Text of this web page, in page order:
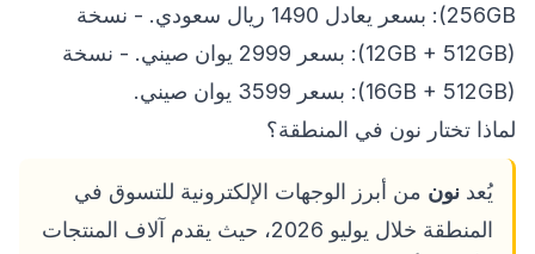
256GB): بسعر يعادل 1490 ريال سعودي. - نسخة
(12GB + 512GB): بسعر 2999 يوان صيني. - نسخة
(16GB + 512GB): بسعر 3599 يوان صيني.
لماذا تختار نون في المنطقة؟
يُعد نون من أبرز الوجهات الإلكترونية للتسوق في
المنطقة خلال يوليو 2026، حيث يقدم آلاف المنتجات